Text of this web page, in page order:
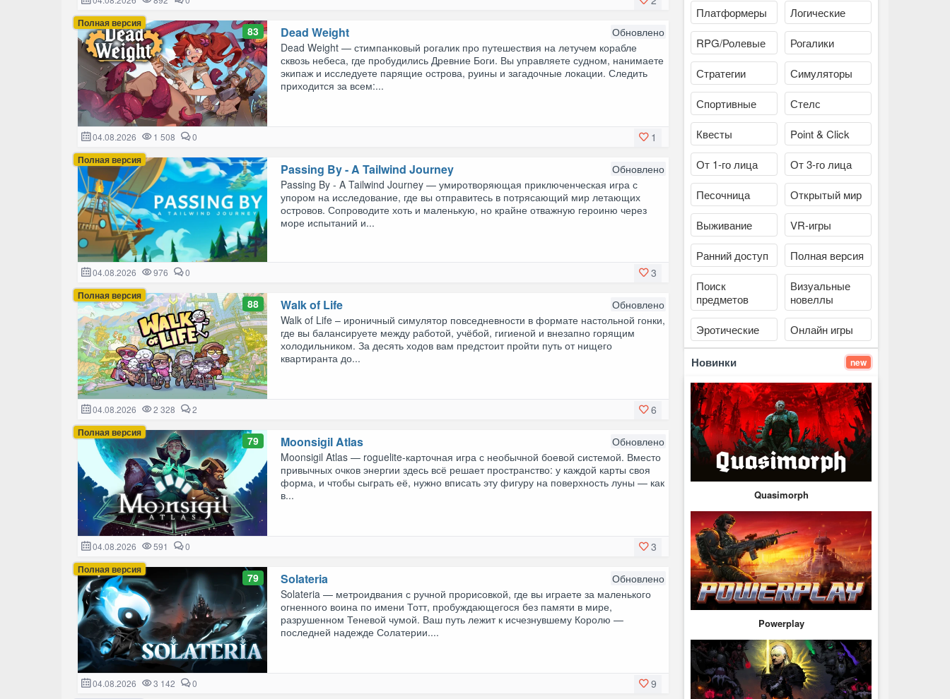
Полная версия
83 Dead Weight
Обновлено
Dead Weight — стимпанковый рогалик про путешествия на летучем корабле
сквозь небеса, где пробудились Древние Боги. Вы управляете судном, нанимаете
экипаж и исследуете парящие острова, руины и загадочные локации. Следить
приходится за всем:...
1
04.08.2026 1 508 0
Полная версия
Passing By - A Tailwind Journey
Обновлено
Passing By - A Tailwind Journey — умиротворяющая приключенческая игра с
упором на исследование, где вы отправитесь в потрясающий мир летающих
островов. Сопроводите хоть и маленькую, но крайне отважную героиню через
море испытаний и...
3
04.08.2026 976 0
Полная версия
88 Walk of Life
Обновлено
Walk of Life – ироничный симулятор повседневности в формате настольной гонки,
где вы балансируете между работой, учёбой, гигиеной и внезапно горящим
холодильником. За десять ходов вам предстоит пройти путь от нищего
квартиранта до...
6
04.08.2026 2 328 2
Полная версия
79 Moonsigil Atlas
Обновлено
Moonsigil Atlas — roguelite-карточная игра с необычной боевой системой. Вместо
привычных очков энергии здесь всё решает пространство: у каждой карты своя
форма, и чтобы сыграть её, нужно вписать эту фигуру на поверхность луны — как
в...
3
04.08.2026 591 0
Полная версия
79 Solateria
Обновлено
Solateria — метроидвания с ручной прорисовкой, где вы играете за маленького
огненного воина по имени Тотт, пробуждающегося без памяти в мире,
разрушенном Теневой чумой. Ваш путь лежит к исчезнувшему Королю —
последней надежде Солатерии....
9
04.08.2026 3 142 0
Платформеры Логические
RPG/Ролевые Рогалики
Стратегии Симуляторы
Спортивные Стелс
Квесты Point & Click
От 1-го лица От 3-го лица
Песочница Открытый мир
Выживание VR-игры
Ранний доступ Полная версия
Поиск
предметов
Визуальные
новеллы
Эротические Онлайн игры
Новинки new
Quasimorph
Powerplay